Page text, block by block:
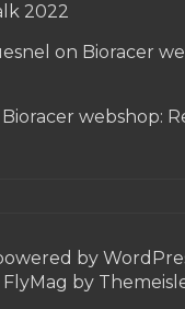
2022
on Bioracer
Bioracer webshop:
by
FlyMag by